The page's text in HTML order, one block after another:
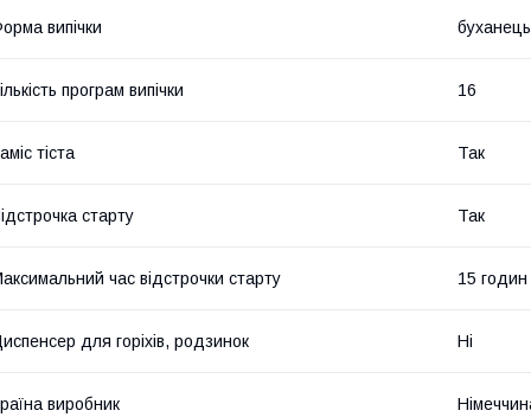
випічки буханець
програм випічки 16
тіста Так
старту Так
час відстрочки старту 15 годин
для горіхів, родзинок Ні
виробник